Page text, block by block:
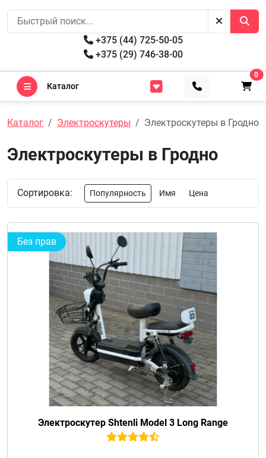
+375 (44) 725-50-05
+375 (29) 746-38-00
Каталог
0
Каталог Электроскутеры Электроскутеры в Гродно
Электроскутеры в Гродно
Сортировка: Популярность Имя Цена
Без прав
Электроскутер Shtenli Model 3 Long Range